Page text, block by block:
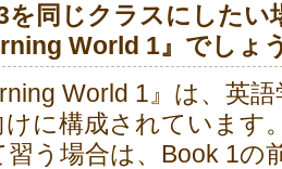
を同じクラスにしたい
World 1』でしょ
World 1』は、英
けに構成されています
習う場合は、Book 1の